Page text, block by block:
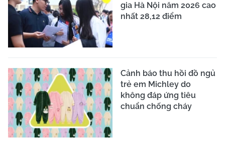
gia Hà Nội năm 2026 cao
nhất 28,12 điểm
Cảnh báo thu hồi đồ ngủ
trẻ em Michley do
không đáp ứng tiêu
chuẩn chống cháy